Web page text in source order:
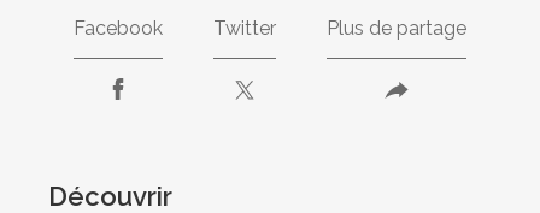
Facebook Twitter Plus de partage
découvrir